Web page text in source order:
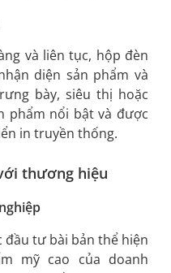
và liên tục, hộp đèn
diện sản phẩm và
bày, siêu thị hoặc
phẩm nổi bật và được
in truyền thống.
thương hiệu
tư bài bản thể hiện
mỹ cao của doanh